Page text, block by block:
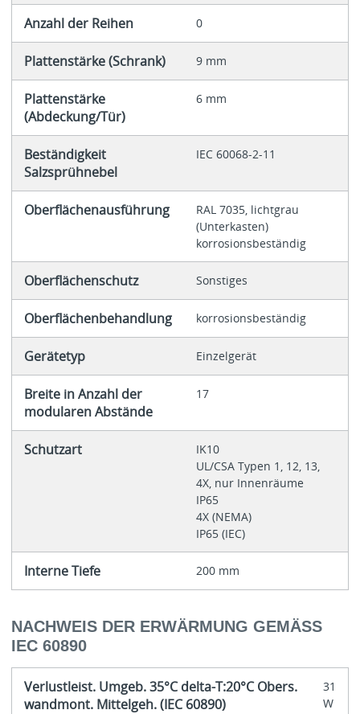
Anzahl der Reihen 0
Plattenstärke (Schrank) 9 mm
Plattenstärke
(Abdeckung/Tür)
6 mm
Beständigkeit
Salzsprühnebel
IEC 60068-2-11
Oberflächenausführung
RAL 7035, lichtgrau
(Unterkasten)
korrosionsbeständig
Oberflächenschutz Sonstiges
Oberflächenbehandlung korrosionsbeständig
Gerätetyp Einzelgerät
Breite in Anzahl der
modularen Abstände
17
Schutzart
IK10
UL/CSA Typen 1, 12, 13,
4X, nur Innenräume
IP65
4X (NEMA)
IP65 (IEC)
Interne Tiefe 200 mm
NACHWEIS DER ERWÄRMUNG GEMÄSS I
EC 60890
Verlustleist. Umgeb. 35°C delta-T:20°C Obers.
wandmont. Mittelgeh. (IEC 60890)
31
W